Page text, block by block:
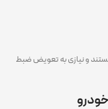
و نیازی به تعویض ضبط